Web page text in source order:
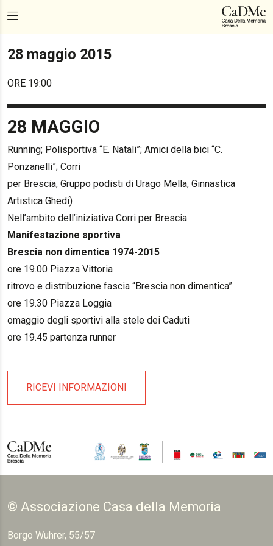
28 maggio 2015
ORE 19:00
28 MAGGIO
Running; Polisportiva “E. Natali”; Amici della bici “C.
Ponzanelli”; Corri
per Brescia, Gruppo podisti di Urago Mella, Ginnastica
Artistica Ghedi)
Nell’ambito dell’iniziativa Corri per Brescia
Manifestazione sportiva
Brescia non dimentica 1974-2015
ore 19.00 Piazza Vittoria
ritrovo e distribuzione fascia “Brescia non dimentica”
ore 19.30 Piazza Loggia
omaggio degli sportivi alla stele dei Caduti
ore 19.45 partenza runner
RICEVI INFORMAZIONI
© Associazione Casa della Memoria
Borgo Wuhrer, 55/57